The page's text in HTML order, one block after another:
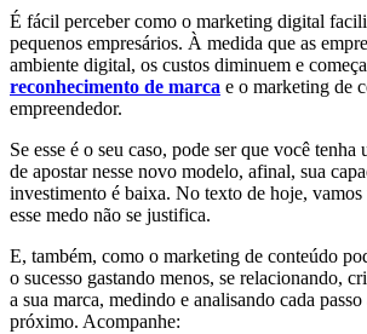
É fácil perceber como o marketing digital
pequenos empresários. À medida que as
ambiente digital, os custos diminuem e
reconhecimento de marca e o marketing de
empreendedor.
Se esse é o seu caso, pode ser que você
de apostar nesse novo modelo, afinal, sua
investimento é baixa. No texto de hoje,
esse medo não se justifica.
E, também, como o marketing de conteúdo
o sucesso gastando menos, se relacionando,
a sua marca, medindo e analisando cada
próximo. Acompanhe: